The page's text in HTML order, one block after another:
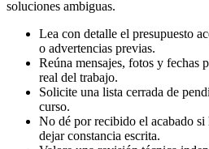
soluciones ambiguas.
Lea con detalle el presupuesto
o advertencias previas.
Reúna mensajes, fotos y fechas
real del trabajo.
Solicite una lista cerrada de
curso.
No dé por recibido el acabado si
dejar constancia escrita.